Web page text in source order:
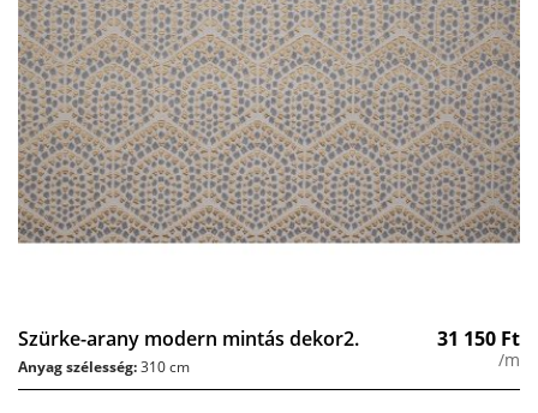
Szürke-arany modern mintás dekor2. 31 150 Ft
/m
Anyag szélesség:310 cm